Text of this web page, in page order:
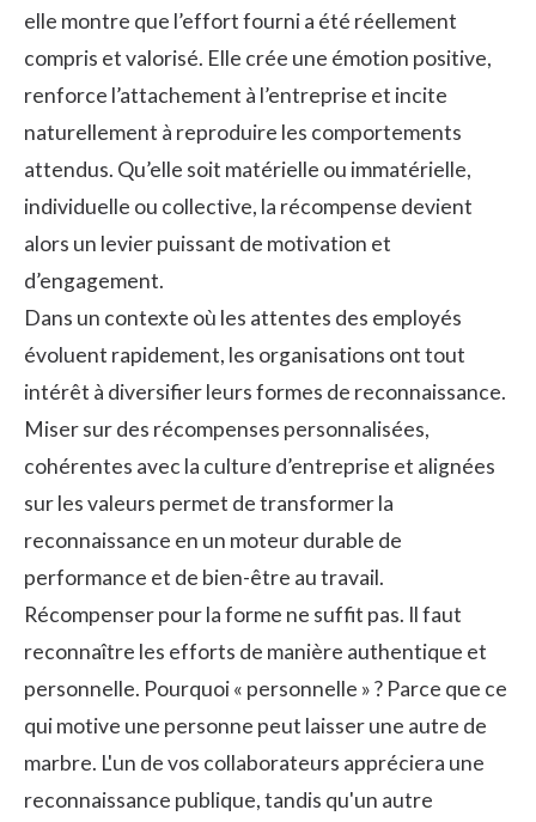
elle montre que l’effort fourni a été réellement
compris et valorisé. Elle crée une émotion positive,
renforce l’attachement à l’entreprise et incite
naturellement à reproduire les comportements
attendus. Qu’elle soit matérielle ou immatérielle,
individuelle ou collective, la récompense devient
alors un levier puissant de motivation et
d’engagement.
Dans un contexte où les attentes des employés
évoluent rapidement, les organisations ont tout
intérêt à diversifier leurs formes de reconnaissance.
Miser sur des récompenses personnalisées,
cohérentes avec la culture d’entreprise et alignées
sur les valeurs permet de transformer la
reconnaissance en un moteur durable de
performance et de bien-être au travail.
Récompenser pour la forme ne suffit pas. Il faut
reconnaître les efforts de manière authentique et
personnelle. Pourquoi « personnelle » ? Parce que ce
qui motive une personne peut laisser une autre de
marbre. L'un de vos collaborateurs appréciera une
reconnaissance publique, tandis qu'un autre